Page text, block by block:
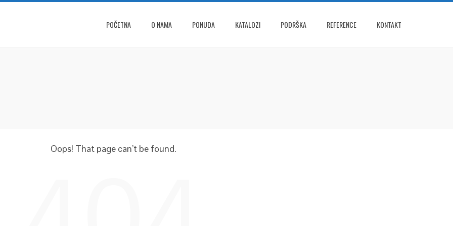
POČETNA O NAMA PONUDA KATALOZI PODRŠKA REFERENCE KONTAKT
Oops! That page can’t be found.